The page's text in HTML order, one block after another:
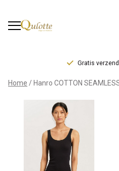
Gratis
Hanro
COTTON
SEAMLESS
Home Hanro COTTON